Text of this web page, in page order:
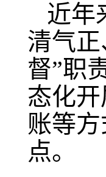
近年
清气
督”职
态化
账等
点。